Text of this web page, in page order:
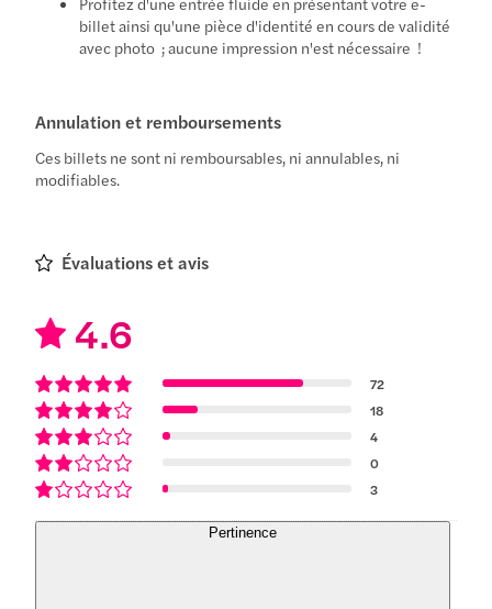
billet ainsi qu'une pièce d'identité en cours de validité
avec photo ; aucune impression n'est nécessaire !
Annulation et remboursements
Ces billets ne sont ni remboursables, ni annulables, ni
modifiables.
Évaluations et avis
4.6
72
18
4
0
3
Pertinence